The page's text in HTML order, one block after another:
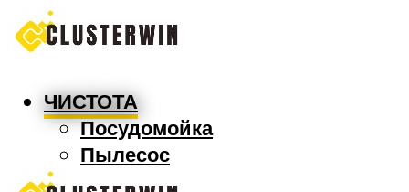
ЧИСТОТА
Посудомойка
Пылесос
Утюг